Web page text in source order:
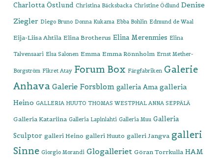
Charlotta Östlund Christina Bäcksbacka Christine Ödlund Denise
Ziegler Diego Bruno Donna Kukama Ebba Bohlin Edmund de Waal
Eija-Liisa Ahtila Elina Brotherus Elina Merenmies Elina
Talvensaari Elsa Salonen Emma Emma Rönnholm Ernst Mether-
Borgström Fikret Atay Forum Box Färgfabriken Galerie
Anhava Galerie Forsblom galleria Ama galleria
Heino GALLERIA HUUTO THOMAS WESTPHAL ANNA SEPPÄLÄ
Galleria Katariina Galleria Lapinlahti Galleria Muu Galleria
Sculptor galleri Heino galleri Huuto galleri Jangva galleri
Sinne Giorgio Morandi Glogalleriet Göran Torrkulla HAM